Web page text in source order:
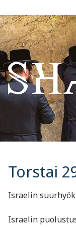
Hyppää
sisältöön
Torstai
Israelin
Israelin